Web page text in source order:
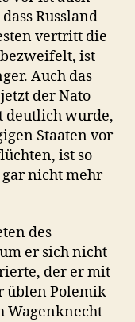
Russland
vertritt die
ist
Auch das
der Nato
deutlich wurde,
Staaten vor
ist so
gar nicht mehr
des
er sich nicht
der er mit
üblen Polemik
Wagenknecht